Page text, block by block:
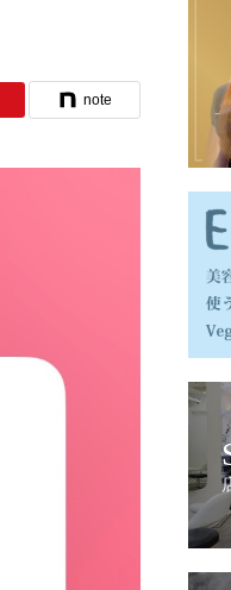
note